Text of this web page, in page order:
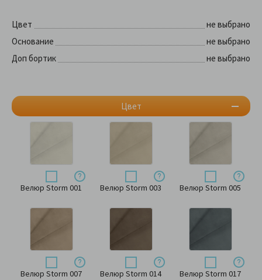
Цвет
не выбрано
Основание
не выбрано
Доп бортик
не выбрано
Цвет
Велюр Storm 001 Велюр Storm 003 Велюр Storm 005
Велюр Storm 007 Велюр Storm 014 Велюр Storm 017